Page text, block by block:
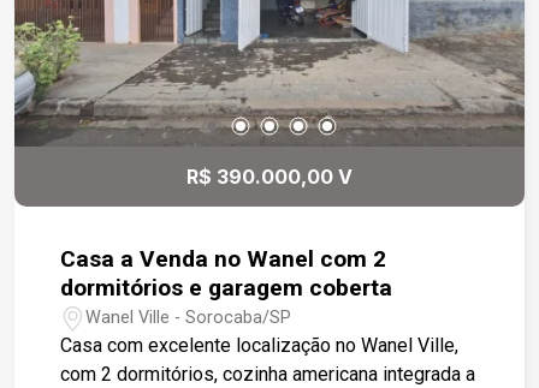
R$ 390.000,00 V
Casa a Venda no Wanel com 2
dormitórios e garagem coberta
Wanel Ville - Sorocaba/SP
Casa com excelente localização no Wanel Ville,
com 2 dormitórios, cozinha americana integrada a